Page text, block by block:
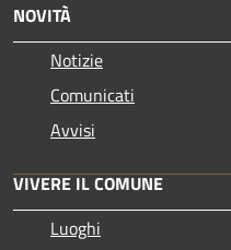
NOVITÀ
Notizie
Comunicati
Avvisi
VIVERE IL COMUNE
Luoghi